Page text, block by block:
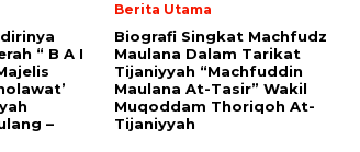
“ B A I
–
Berita Utama
Biografi Singkat Machfudz
Maulana Dalam Tarikat
Tijaniyyah “Machfuddin
Maulana At-Tasir” Wakil
Muqoddam Thoriqoh At-
Tijaniyyah